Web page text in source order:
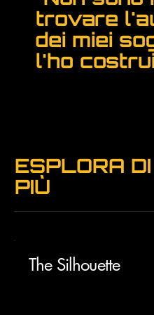
trovare
dei miei
l'ho
ESPLORA DI
PIÙ
The Silhouette